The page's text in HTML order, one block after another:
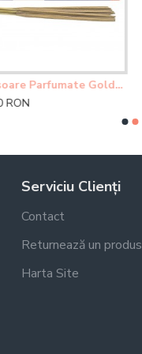
Bețișoare Parfumate Golden Nag Himalaya
Serviciu Clienți
Contact
Returnează un produs
Harta Site